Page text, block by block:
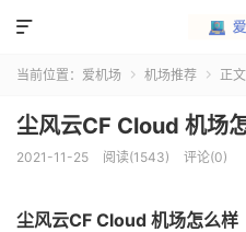

当前位置： 爱机场  机场推荐  正文
尘风云CF Cloud 机场
2021-11-25 阅读(1543) 评论(0)
尘风云CF Cloud 机场怎么样